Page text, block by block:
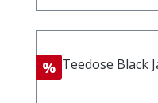
Rabatt
%